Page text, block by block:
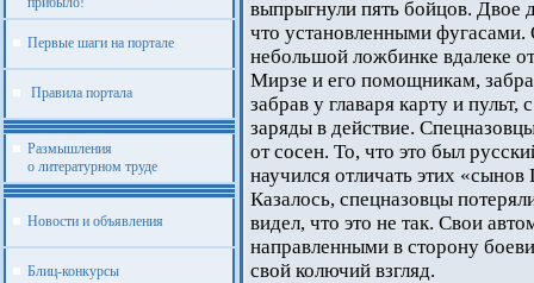
Первые шаги на портале
Правила портала
Размышления
о литературном труде
Новости и объявления
Блиц-конкурсы
выпрыгнули пять бойцов. Двое
что установленными
небольшой ложбинке вдалеке
Мирзе и его помощникам,
забрав у главаря карту и
заряды в действие.
от сосен. То, что это был
научился отличать этих
Казалось, спецназовцы
видел, что это не так. Свои
направленными в сторону
свой колючий взгляд.